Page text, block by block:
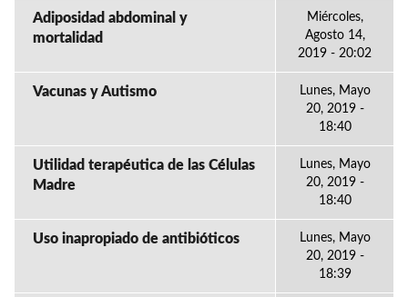
Adiposidad abdominal y
mortalidad
Miércoles,
Agosto 14,
2019 - 20:02
Vacunas y Autismo
Lunes, Mayo
20, 2019 -
18:40
Utilidad terapéutica de las Células
Madre
Lunes, Mayo
20, 2019 -
18:40
Uso inapropiado de antibióticos
Lunes, Mayo
20, 2019 -
18:39